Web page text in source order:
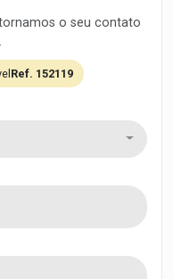
o seu contato
Ref. 152119